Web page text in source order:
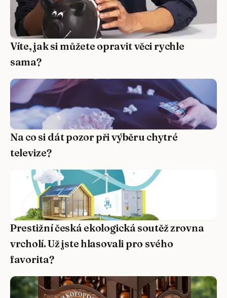
Víte, jak si můžete opravit věci rychle
sama?
Na co si dát pozor při výběru chytré
televize?
Prestižní česká ekologická soutěž zrovna
vrcholí. Už jste hlasovali pro svého
favorita?